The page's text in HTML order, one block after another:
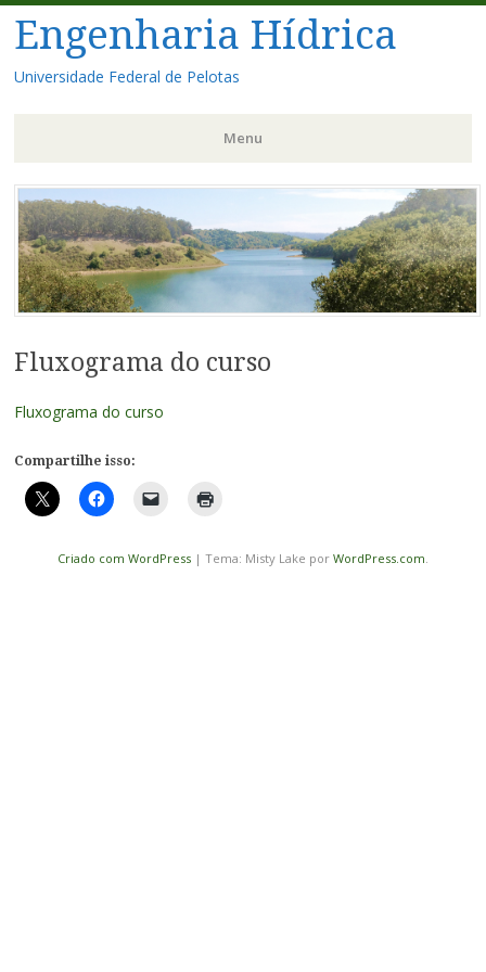
Engenharia Hídrica
Universidade Federal de Pelotas
Menu
Pular
para
o
conteúdo
Fluxograma do curso
Fluxograma do curso
Compartilhe isso:
Criado com WordPress | Tema: Misty Lake por WordPress.com